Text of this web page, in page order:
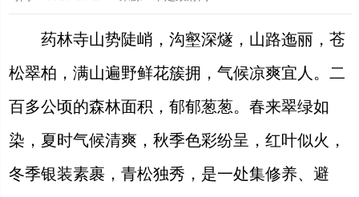
药林寺山势陡峭，沟壑深燧，山路迤丽，苍
松翠柏，满山遍野鲜花簇拥，气候凉爽宜人。二
百多公顷的森林面积，郁郁葱葱。春来翠绿如
染，夏时气候清爽，秋季色彩纷呈，红叶似火，
冬季银装素裹，青松独秀，是一处集修养、避